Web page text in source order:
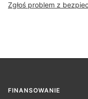
Zgłoś problem z
Linki w stopce
FINANSOWANIE